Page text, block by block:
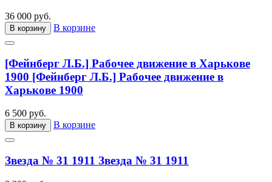
36 000 руб.
В корзину В корзине
[Фейнберг Л.Б.] Рабочее движение в Харькове
1900 [Фейнберг Л.Б.] Рабочее движение в
Харькове 1900
6 500 руб.
В корзину В корзине
Звезда № 31 1911 Звезда № 31 1911